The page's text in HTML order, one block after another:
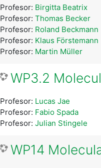
Profesor: Birgitta Beatrix
Profesor: Thomas Becker
Profesor: Roland Beckmann
Profesor: Klaus Förstemann
Profesor: Martin Müller
WP3.2
Profesor: Lucas Jae
Profesor: Fabio Spada
Profesor: Julian Stingele
WP14